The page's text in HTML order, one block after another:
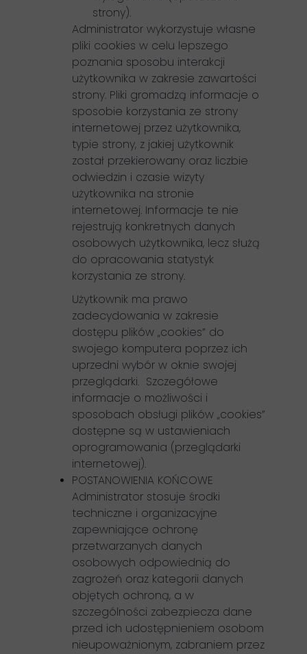
strony).
Administrator wykorzystuje własne
pliki cookies w celu lepszego
poznania sposobu interakcji
użytkownika w zakresie zawartości
strony. Pliki gromadzą informacje o
sposobie korzystania ze strony
internetowej przez użytkownika,
typie strony, z jakiej użytkownik
został przekierowany oraz liczbie
odwiedzin i czasie wizyty
użytkownika na stronie
internetowej. Informacje te nie
rejestrują konkretnych danych
osobowych użytkownika, lecz służą
do opracowania statystyk
korzystania ze strony.
Użytkownik ma prawo
zadecydowania w zakresie
dostępu plików „cookies” do
swojego komputera poprzez ich
uprzedni wybór w oknie swojej
przeglądarki. Szczegółowe
informacje o możliwości i
sposobach obsługi plików „cookies”
dostępne są w ustawieniach
oprogramowania (przeglądarki
internetowej).
POSTANOWIENIA KOŃCOWE
Administrator stosuje środki
techniczne i organizacyjne
zapewniające ochronę
przetwarzanych danych
osobowych odpowiednią do
zagrożeń oraz kategorii danych
objętych ochroną, a w
szczególności zabezpiecza dane
przed ich udostępnieniem osobom
nieupoważnionym, zabraniem przez